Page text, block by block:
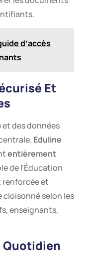
d’accès
Et
des données
Eduline
entièrement
de l’Éducation
renforcée et
cloisonné selon les
enseignants,
Quotidien